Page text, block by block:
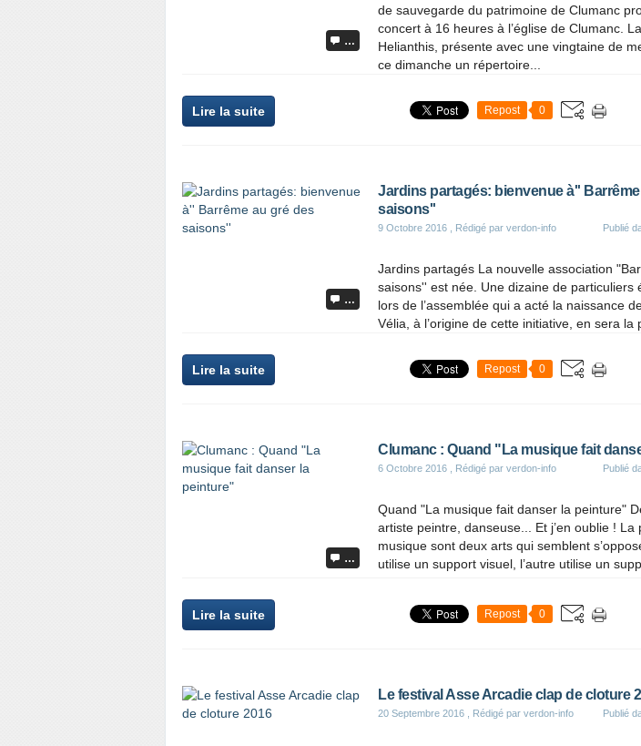
…
de sauvegarde du patrimoine de Clumanc
concert à 16 heures à l’église de Clumanc.
Helianthis, présente avec une vingtaine de
ce dimanche un répertoire...
Lire la suite Repost 0
…
Jardins partagés: bienvenue à''
saisons''
9 Octobre 2016 , Rédigé par verdon-info Publié
Jardins partagés La nouvelle association
saisons'' est née. Une dizaine de particuliers
lors de l’assemblée qui a acté la naissance
Vélia, à l’origine de cette initiative, en sera la
Lire la suite Repost 0
…
Clumanc : Quand "La musique fait
6 Octobre 2016 , Rédigé par verdon-info Publié
Quand "La musique fait danser la peinture"
artiste peintre, danseuse... Et j’en oublie ! La
musique sont deux arts qui semblent
utilise un support visuel, l’autre utilise un
Lire la suite Repost 0
Le festival Asse Arcadie clap de cloture
20 Septembre 2016 , Rédigé par verdon-info Publié